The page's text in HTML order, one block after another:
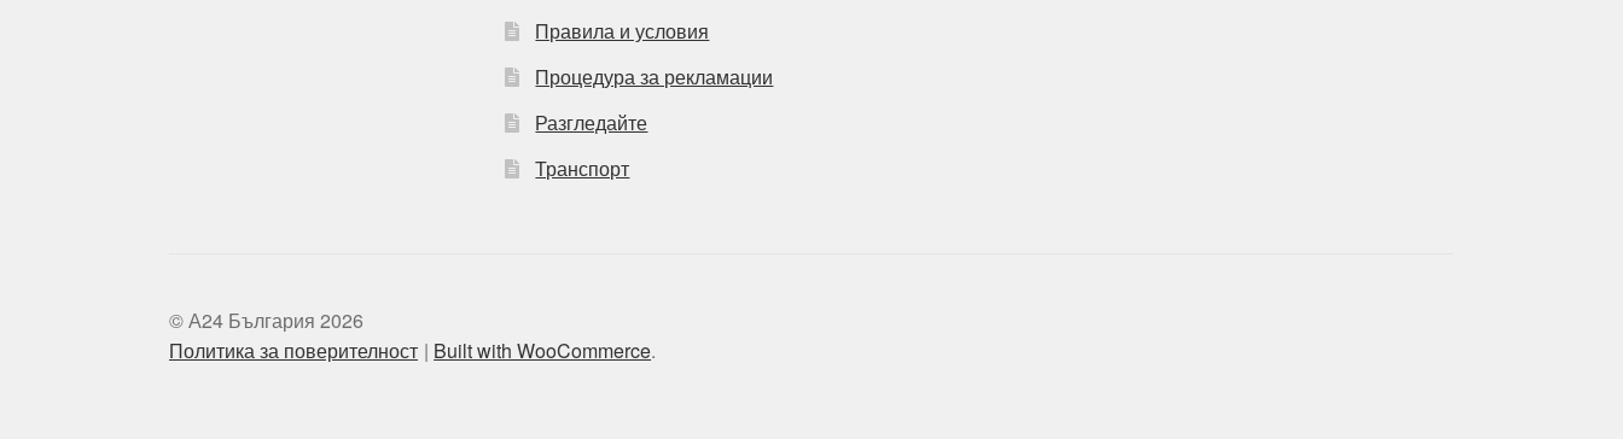
Правила и условия
Процедура за рекламации
Разгледайте
Транспорт
© А24 България 2026
Политика за поверителност
Built with WooCommerce.